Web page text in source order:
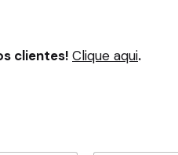
clientes! Clique aqui.